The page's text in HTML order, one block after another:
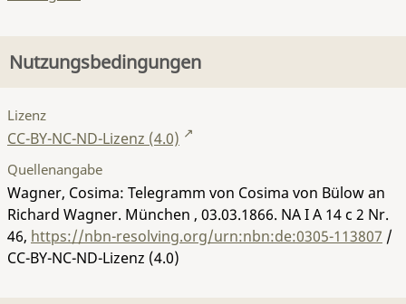
Nutzungsbedingungen
Lizenz
CC-BY-NC-ND-Lizenz (4.0)
Quellenangabe
Wagner, Cosima: Telegramm von Cosima von Bülow an
Richard Wagner. München , 03.03.1866. NA I A 14 c 2 Nr.
46, https://nbn-resolving.org/urn:nbn:de:0305-113807 /
CC-BY-NC-ND-Lizenz (4.0)